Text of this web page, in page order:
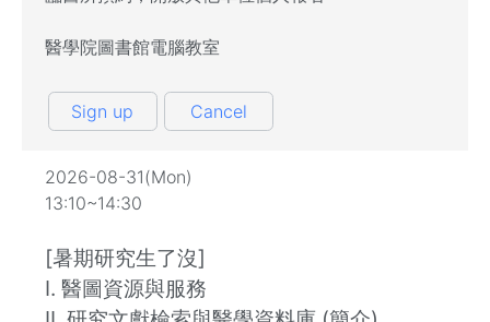
醫學院圖書館電腦教室
Sign up Cancel
2026-08-31(Mon)
13:10~14:30
[暑期研究生了沒]
I. 醫圖資源與服務